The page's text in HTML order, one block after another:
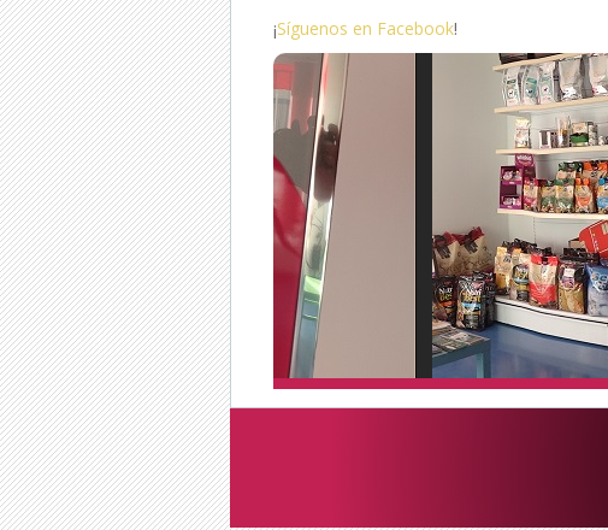
¡Síguenos en Facebook!